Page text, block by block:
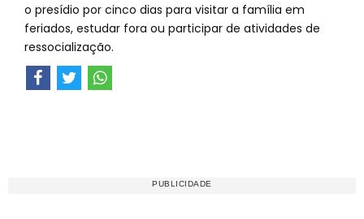
o presídio por cinco dias para visitar a família em
feriados, estudar fora ou participar de atividades de
ressocialização.